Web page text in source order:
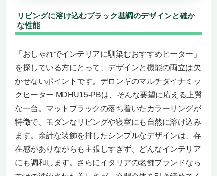
リビングに溶け込むブラック基調のデザインと確か
な性能
「おしゃれでインテリアに馴染むおすすめヒーター」
を探している方にとって、デザインと機能の両立は欠
かせないポイントです。デロンギのマルチダイナミッ
クヒーター MDHU15-PBは、そんな要望に応える上質
な一台。マットブラックの落ち着いたカラーリングが
特徴で、モダンなリビングや寝室にも自然に溶け込み
ます。余計な装飾を排したシンプルなデザインは、存
在感がありながらも主張しすぎず、どんなインテリア
にも調和します。さらにイタリアの老舗ブランドなら